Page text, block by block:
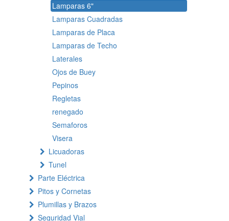
Lamparas 6"
Lamparas Cuadradas
Lamparas de Placa
Lamparas de Techo
Laterales
Ojos de Buey
Pepinos
Regletas
renegado
Semaforos
Visera
Licuadoras
Tunel
Parte Eléctrica
Pitos y Cornetas
Plumillas y Brazos
Seguridad Vial